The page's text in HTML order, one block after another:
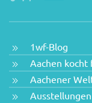
1wf-Blog
Aachen kocht
Aachener
Ausstellungen